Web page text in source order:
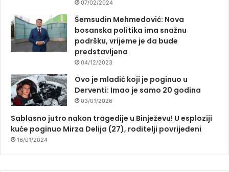
07/02/2024
Šemsudin Mehmedović: Nova
bosanska politika ima snažnu
podršku, vrijeme je da bude
predstavljena
04/12/2023
Ovo je mladić koji je poginuo u
Derventi: Imao je samo 20 godina
03/01/2026
Sablasno jutro nakon tragedije u Binježevu! U esploziji
kuće poginuo Mirza Delija (27), roditelji povrijeđeni
16/01/2024